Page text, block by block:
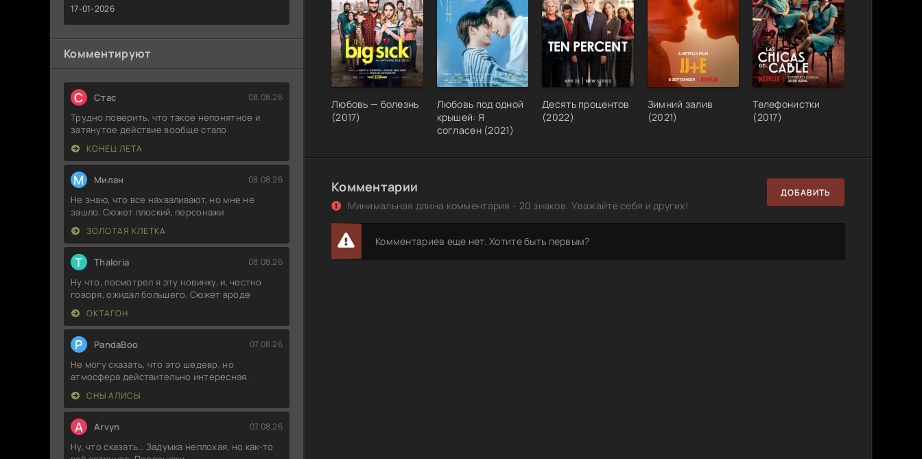
17-01-2026
Комментируют
С Стас 08.08.26
Трудно поверить, что такое непонятное и
затянутое действие вообще стало
КОНЕЦ ЛЕТА
М Милан 08.08.26
Не знаю, что все нахваливают, но мне не
зашло. Сюжет плоский, персонажи
ЗОЛОТАЯ КЛЕТКА
T Thaloria 08.08.26
Ну что, посмотрел я эту новинку, и, честно
говоря, ожидал большего. Сюжет вроде
ОКТАГОН
P PandaBoo 07.08.26
Не могу сказать, что это шедевр, но
атмосфера действительно интересная.
СНЫ АЛИСЫ
A Arvyn 07.08.26
Ну, что сказать… Задумка неплохая, но как-то
Любовь — болезнь
(2017)
Любовь под одной
крышей: Я
согласен (2021)
Десять процентов
(2022)
Зимний залив
(2021)
Телефонистки
(2017)
Комментарии
Минимальная длина комментария - 20 знаков. Уважайте себя и других!
ДОБАВИТЬ
Комментариев еще нет. Хотите быть первым?